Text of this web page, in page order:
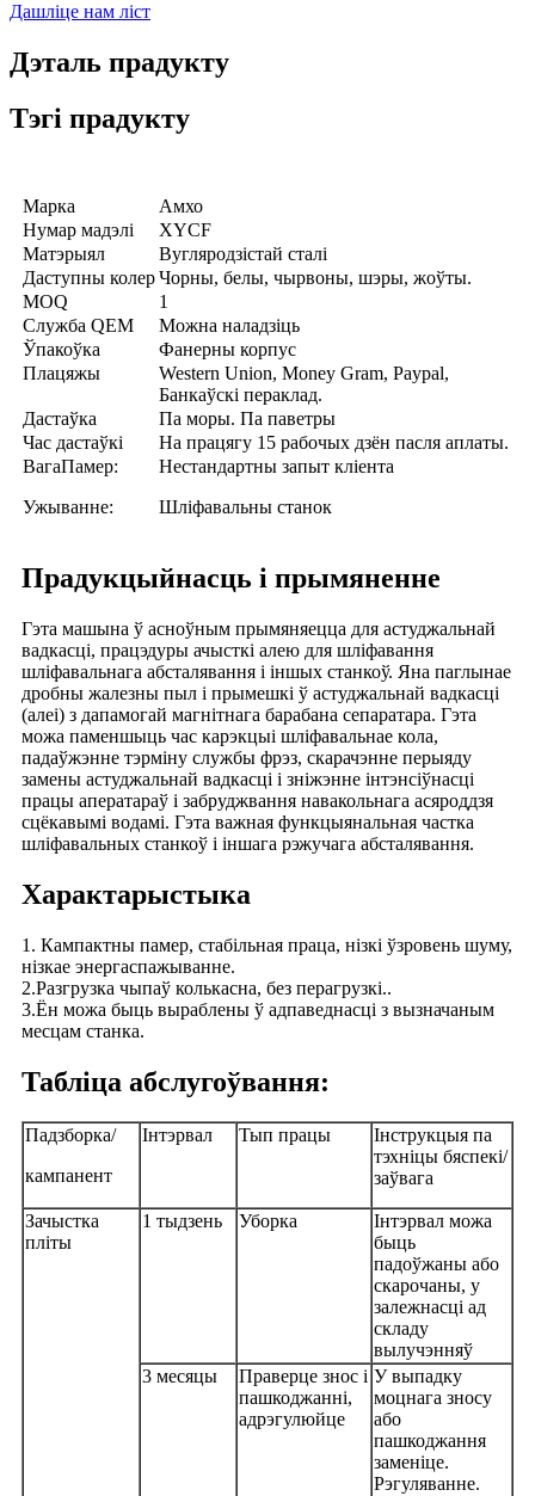
Дашліце нам ліст
Дэталь прадукту
Тэгі прадукту
Марка
Амхо
Нумар мадэлі
XYCF
Матэрыял
Вугляродзістай сталі
Даступны колерЧорны, белы, чырвоны, шэры, жоўты.
MOQ
1
Служба QEM
Можна наладзіць
Ўпакоўка
Фанерны корпус
Плацяжы
Western Union, Money Gram, Paypal,
Банкаўскі пераклад.
Дастаўка
Па моры. Па паветры
Час дастаўкі
На працягу 15 рабочых дзён пасля аплаты.
ВагаПамер:
Ужыванне:
Нестандартны запыт кліента
Шліфавальны станок
Прадукцыйнасць і прымяненне
Гэта машына ў асноўным прымяняецца для астуджальнай
вадкасці, працэдуры ачысткі алею для шліфавання
шліфавальнага абсталявання і іншых станкоў. Яна паглынае
дробны жалезны пыл і прымешкі ў астуджальнай вадкасці
(алеі) з дапамогай магнітнага барабана сепаратара. Гэта
можа паменшыць час карэкцыі шліфавальнае кола,
падаўжэнне тэрміну службы фрэз, скарачэнне перыяду
замены астуджальнай вадкасці і зніжэнне інтэнсіўнасці
працы аператараў і забруджвання навакольнага асяроддзя
сцёкавымі водамі. Гэта важная функцыянальная частка
шліфавальных станкоў і іншага рэжучага абсталявання.
Характарыстыка
1. Кампактны памер, стабільная праца, нізкі ўзровень шуму,
нізкае энергаспажыванне.
2.Разгрузка чыпаў колькасна, без перагрузкі..
3.Ён можа быць выраблены ў адпаведнасці з вызначаным
месцам станка.
Табліца абслугоўвання:
Падзборка/
кампанент
Інтэрвал Тып працы
Інструкцыя па
тэхніцы бяспекі/
заўвага
Зачыстка
пліты
1 тыдзень Уборка
Інтэрвал можа
быць
падоўжаны або
скарочаны, у
залежнасці ад
складу
вылучэнняў
3 месяцы
Праверце знос і
пашкоджанні,
адрэгулюйце
У выпадку
моцнага зносу
або
пашкоджання
заменіце.
Рэгуляванне.